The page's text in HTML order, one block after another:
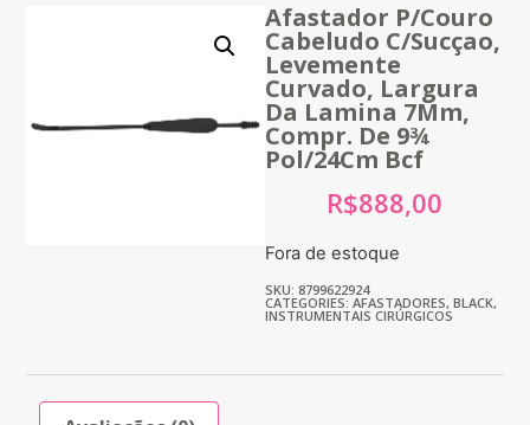
Afastador P/Couro
Cabeludo C/Sucçao,
Levemente
Curvado, Largura
Da Lamina 7Mm,
Compr. De 9¾
Pol/24Cm Bcf
R$888,00
Fora de estoque
SKU: 8799622924
CATEGORIES: AFASTADORES, BLACK,
INSTRUMENTAIS CIRÚRGICOS